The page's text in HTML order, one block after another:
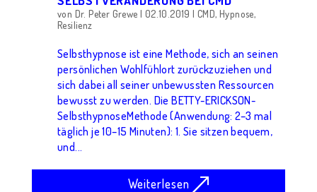
von Dr. Peter Grewe | 02.10.2019 |CMD,Hypnose,
Resilienz
Selbsthypnose ist eine Methode, sich an seinen
persönlichen Wohlfühlort zurückzuziehen und
sich dabei all seiner unbewussten Ressourcen
bewusst zu werden. Die BETTY-ERICKSON-
SelbsthypnoseMethode (Anwendung: 2–3 mal
täglich je 10–15 Minuten): 1. Sie sitzen bequem,
und...
Weiterlesen